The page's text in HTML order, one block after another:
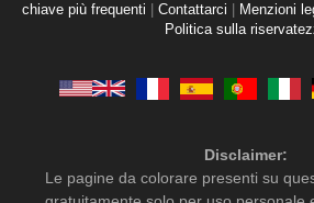
chiave più frequenti
Contattarci Menzioni
Politica sulla
Disclaimer:
Le pagine da colorare presenti su